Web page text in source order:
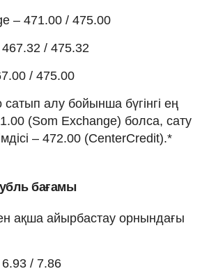
– 471.00 / 475.00
/ 475.32
/ 475.00
алу бойынша бүгінгі ең
(Som Exchange) болса, сату
– 472.00 (CenterCredit).*
бағамы
ақша айырбастау орнындағы
/ 7.86